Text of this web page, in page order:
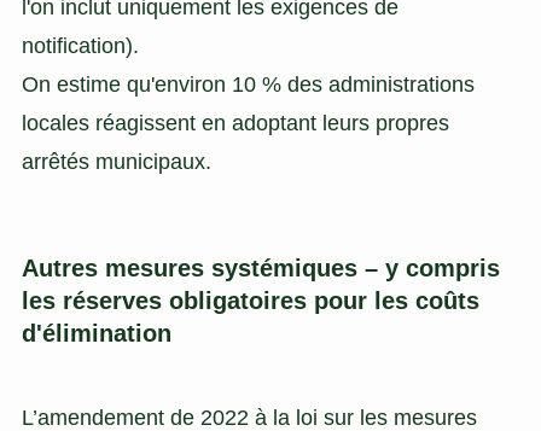
l'on inclut uniquement les exigences de
notification).
On estime qu'environ 10 % des administrations
locales réagissent en adoptant leurs propres
arrêtés municipaux.
Autres mesures systémiques – y compris
les réserves obligatoires pour les coûts
d'élimination
L’amendement de 2022 à la loi sur les mesures